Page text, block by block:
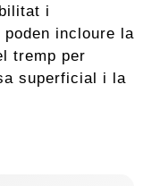
i
incloure la
tremp per
superficial i la